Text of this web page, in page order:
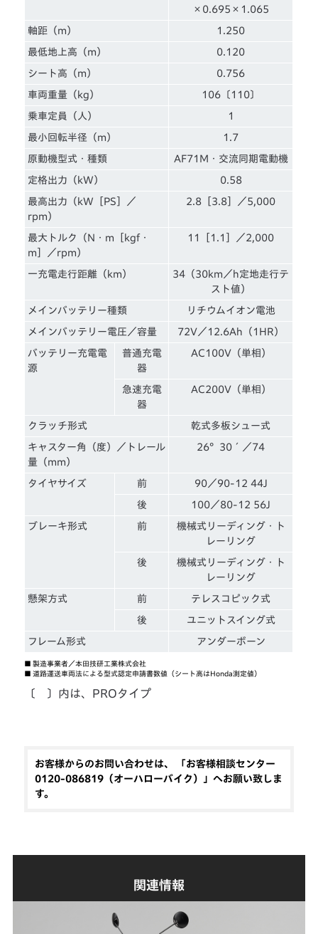
×0.695×1.065
軸距（m） 1.250
最低地上高（m） 0.120
シート高（m） 0.756
車両重量（kg） 106〔110〕
乗車定員（人） 1
最小回転半径（m） 1.7
原動機型式・種類 AF71M・交流同期電動機
定格出力（kW） 0.58
最高出力（kW［PS］／
rpm）
2.8［3.8］／5,000
最大トルク（N・m［kgf・
m］／rpm）
11［1.1］／2,000
一充電走行距離（km）
34（30km／h定地走行テ
スト値）
メインバッテリー種類 リチウムイオン電池
メインバッテリー電圧／容量 72V／12.6Ah（1HR）
バッテリー充電電
源
普通充電
器
AC100V（単相）
急速充電
器
AC200V（単相）
クラッチ形式 乾式多板シュー式
キャスター角（度）／トレール
量（mm）
26°30´／74
タイヤサイズ 前 90／90-12 44J
後 100／80-12 56J
ブレーキ形式 前
機械式リーディング・ト
レーリング
後
機械式リーディング・ト
レーリング
懸架方式 前 テレスコピック式
後 ユニットスイング式
フレーム形式 アンダーボーン
■ 製造事業者／本田技研工業株式会社
■ 道路運送車両法による型式認定申請書数値（シート高はHonda測定値）
〔 〕内は、PROタイプ
お客様からのお問い合わせは、 「お客様相談センター
0120-086819（オーハローバイク）」へお願い致しま
す。
関連情報